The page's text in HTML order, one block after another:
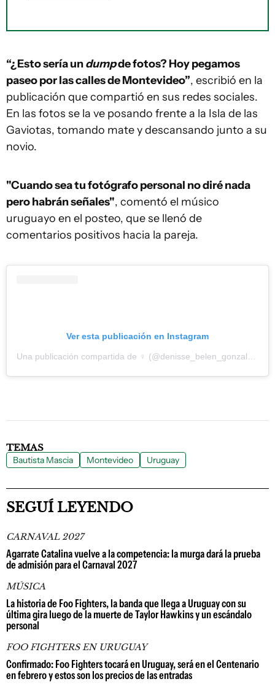
“¿Esto sería undumpde fotos? Hoy pegamos
paseo por las calles de Montevideo”, escribió en la
publicación que compartió en sus redes sociales.
En las fotos se la ve posando frente a la Isla de las
Gaviotas, tomando mate y descansando junto a su
novio.
"Cuando sea tu fotógrafo personal no diré nada
pero habrán señales", comentó el músico
uruguayo en el posteo, que se llenó de
comentarios positivos hacia la pareja.
Ver esta publicación en Instagram
TEMAS
Bautista Mascia Montevideo Uruguay
SEGUÍ LEYENDO
CARNAVAL 2027
Agarrate Catalina vuelve a la competencia: la murga dará la prueba
de admisión para el Carnaval 2027
MÚSICA
La historia de Foo Fighters, la banda que llega a Uruguay con su
última gira luego de la muerte de Taylor Hawkins y un escándalo
personal
FOO FIGHTERS EN URUGUAY
Confirmado: Foo Fighters tocará en Uruguay, será en el Centenario
en febrero y estos son los precios de las entradas